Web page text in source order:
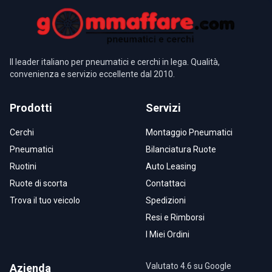
Il leader italiano per pneumatici e cerchi in lega. Qualità,
convenienza e servizio eccellente dal 2010.
Prodotti
Cerchi
Pneumatici
Ruotini
Ruote di scorta
Trova il tuo veicolo
Servizi
Montaggio Pneumatici
Bilanciatura Ruote
Auto Leasing
Contattaci
Spedizioni
Resi e Rimborsi
I Miei Ordini
Azienda Valutato 4.6 su Google